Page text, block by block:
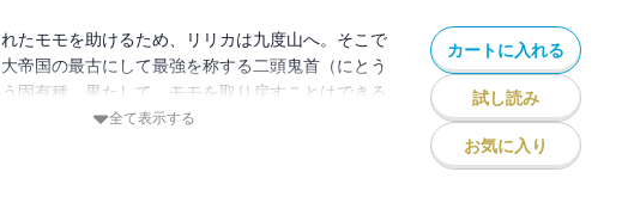
たモモを助けるため、リリカは九度山へ。そこで
帝国の最古にして最強を称する二頭鬼首（にとう
固有種。果たして、モモを取り戻すことはできる
界×医療事務という異色の設定で読者を魅了するフ
全て表示する
カートに入れる
試し読み
お気に入り